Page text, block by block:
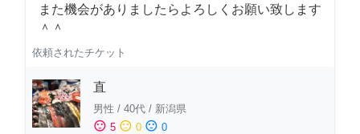
また機会がありましたらよろしくお願い致します
＾＾
依頼されたチケット
直
男性 / 40代 / 新潟県
sentiment_satisfied 5 sentiment_neutral 0 sentiment_dissatisfied 0